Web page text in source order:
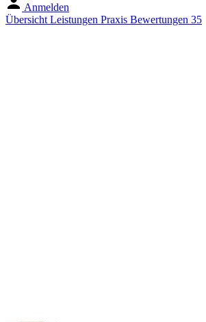
Anmelden
Übersicht Leistungen Praxis Bewertungen 35